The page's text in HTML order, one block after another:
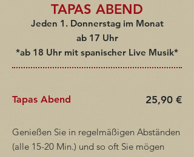
TAPAS ABEND
Jeden 1. Donnerstag im Monat
ab 17 Uhr
*ab 18 Uhr mit spanischer Live Musik*
Tapas Abend 25,90 €
Genießen Sie in regelmäßigen Abständen
(alle 15-20 Min.) und so oft Sie mögen